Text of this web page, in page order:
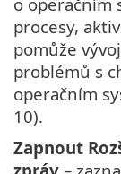
procesy,
pomůže
problémů s
operačním
10).
Zapnout